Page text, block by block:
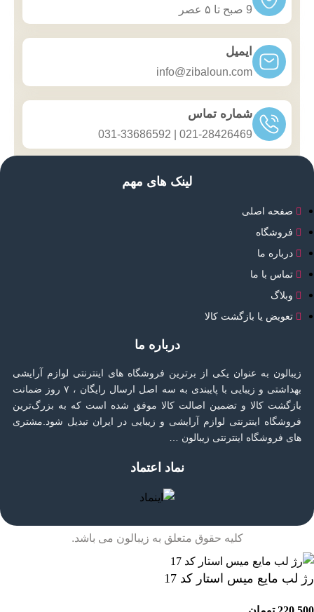
9 صبح تا ۵ عصر
ایمیل
info@zibaloun.com
شماره تماس
021-28426469 | 031-33686592
لینک های مهم
صفحه اصلی
فروشگاه
درباره ما
تماس با ما
وبلاگ
تعویض یا بازگشت کالا
درباره ما
زیبالون به عنوان یکی از برترین فروشگاه های اینترنتی لوازم آرایشی
بهداشتی و زیبایی با پایبندی به سه اصل ارسال رایگان ، ۷ روز ضمانت
بازگشت کالا و تضمین اصالت کالا موفق شده است که به بزرگ‌ترین
فروشگاه اینترنتی لوازم آرایشی و زیبایی در ایران تبدیل شود.مشتری
های فروشگاه اینترنتی زیبالون …
نماد اعتماد
کلیه حقوق متعلق به زیبالون می باشد.
رژ لب مایع میس استار کد 17